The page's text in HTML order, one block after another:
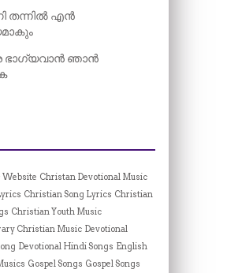
തന്നിൽ എൻ
ഭാഗ്യവാൻ ഞാൻ
Website Christan Devotional Music
Christian Song Lyrics Christian
Christian Youth Music
Christian Music Devotional
Devotional Hindi Songs English
Gospel Songs Gospel Songs